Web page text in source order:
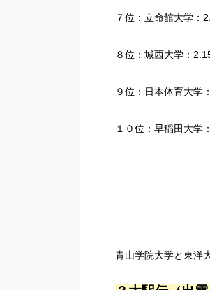
７位：立命館大学：
８位：城西大学：
９位：日本体育大学
１０位：早稲田大学
青山学院大学と東洋